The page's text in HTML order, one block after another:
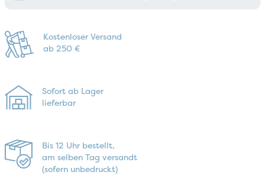
Kostenloser Versand
ab 250 €
Sofort ab Lager
lieferbar
Bis 12 Uhr bestellt,
am selben Tag versandt
(sofern unbedruckt)